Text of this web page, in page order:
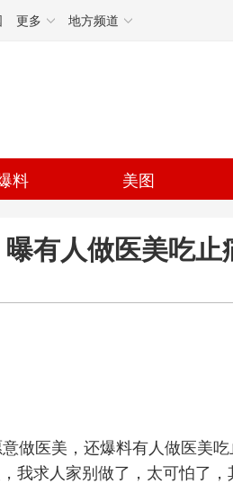
更多 地方频道
料 美图
有人做医美吃止
做医美，还爆料有人做医美
我求人家别做了，太可怕了